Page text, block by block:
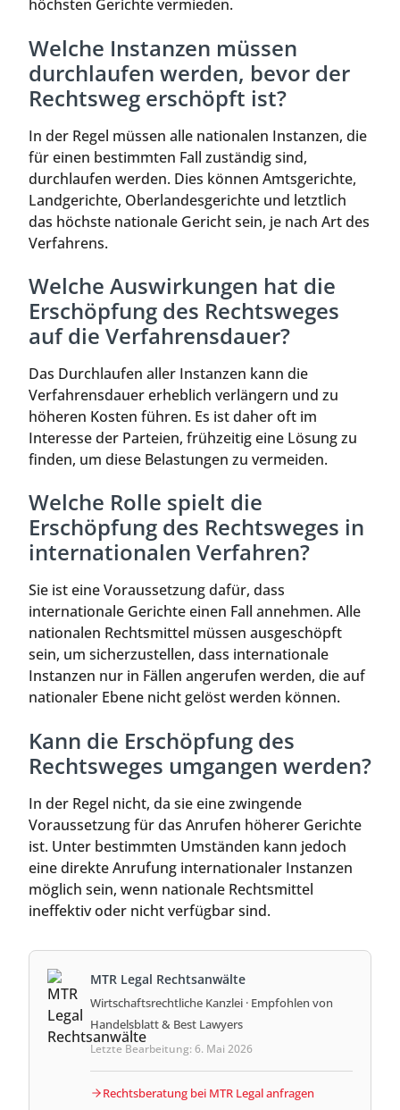
höchsten Gerichte vermieden.
Welche Instanzen müssen
durchlaufen werden, bevor der
Rechtsweg erschöpft ist?
In der Regel müssen alle nationalen Instanzen, die
für einen bestimmten Fall zuständig sind,
durchlaufen werden. Dies können Amtsgerichte,
Landgerichte, Oberlandesgerichte und letztlich
das höchste nationale Gericht sein, je nach Art des
Verfahrens.
Welche Auswirkungen hat die
Erschöpfung des Rechtsweges
auf die Verfahrensdauer?
Das Durchlaufen aller Instanzen kann die
Verfahrensdauer erheblich verlängern und zu
höheren Kosten führen. Es ist daher oft im
Interesse der Parteien, frühzeitig eine Lösung zu
finden, um diese Belastungen zu vermeiden.
Welche Rolle spielt die
Erschöpfung des Rechtsweges in
internationalen Verfahren?
Sie ist eine Voraussetzung dafür, dass
internationale Gerichte einen Fall annehmen. Alle
nationalen Rechtsmittel müssen ausgeschöpft
sein, um sicherzustellen, dass internationale
Instanzen nur in Fällen angerufen werden, die auf
nationaler Ebene nicht gelöst werden können.
Kann die Erschöpfung des
Rechtsweges umgangen werden?
In der Regel nicht, da sie eine zwingende
Voraussetzung für das Anrufen höherer Gerichte
ist. Unter bestimmten Umständen kann jedoch
eine direkte Anrufung internationaler Instanzen
möglich sein, wenn nationale Rechtsmittel
ineffektiv oder nicht verfügbar sind.
MTR Legal Rechtsanwälte
Wirtschaftsrechtliche Kanzlei · Empfohlen von
Handelsblatt & Best Lawyers
Letzte Bearbeitung: 6. Mai 2026
Rechtsberatung bei MTR Legal anfragen